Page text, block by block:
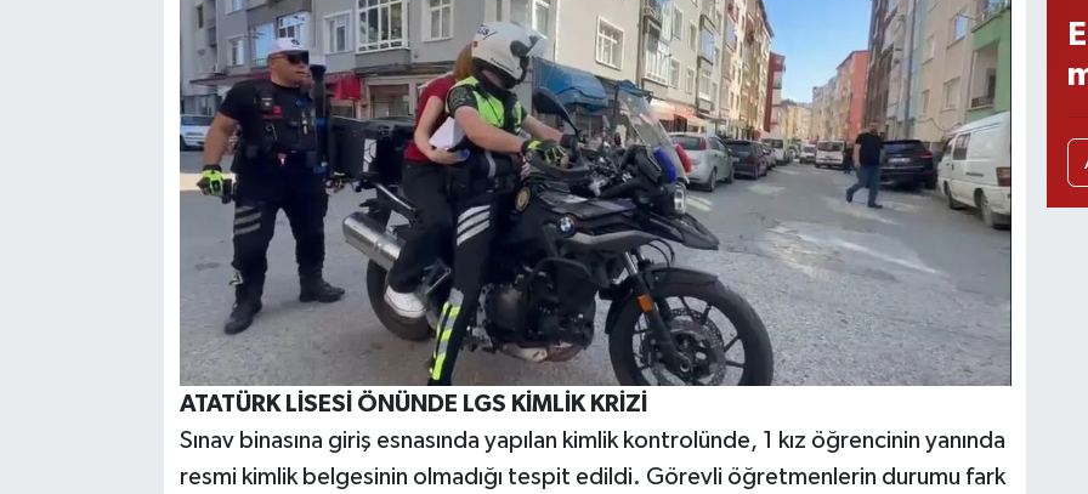
ATATÜRK LİSESİ ÖNÜNDE LGS KİMLİK KRİZİ
Sınav binasına giriş esnasında yapılan kimlik kontrolünde, 1 kız öğrencinin yanında
resmi kimlik belgesinin olmadığı tespit edildi. Görevli öğretmenlerin durumu fark